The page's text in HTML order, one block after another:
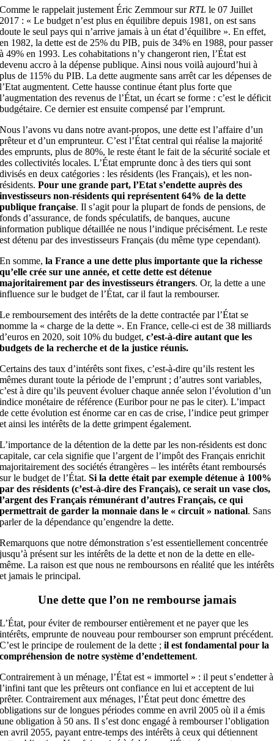
Comme le rappelait justement Éric Zemmour sur RTLle 07 Juillet
2017 : « Le budget n’est plus en équilibre depuis 1981, on est sans
doute le seul pays qui n’arrive jamais à un état d’équilibre ». En effet,
en 1982, la dette est de 25% du PIB, puis de 34% en 1988, pour passer
à 49% en 1993. Les cohabitations n’y changeront rien, l’État est
devenu accro à la dépense publique. Ainsi nous voilà aujourd’hui à
plus de 115% du PIB. La dette augmente sans arrêt car les dépenses de
l’Etat augmentent. Cette hausse continue étant plus forte que
l’augmentation des revenus de l’État, un écart se forme : c’est le déficit
budgétaire. Ce dernier est ensuite compensé par l’emprunt.
Nous l’avons vu dans notre avant-propos, une dette est l’affaire d’un
prêteur et d’un emprunteur. C’est l’État central qui réalise la majorité
des emprunts, plus de 80%, le reste étant le fait de la sécurité sociale et
des collectivités locales. L’État emprunte donc à des tiers qui sont
divisés en deux catégories : les résidents (les Français), et les non-
résidents. Pour une grande part, l’Etat s’endette auprès des
investisseurs non-résidents qui représentent 64% de la dette
publique française. Il s’agit pour la plupart de fonds de pensions, de
fonds d’assurance, de fonds spéculatifs, de banques, aucune
information publique détaillée ne nous l’indique précisément. Le reste
est détenu par des investisseurs Français (du même type cependant).
En somme,la France a une dette plus importante que la richesse
qu’elle crée sur une année, et cette dette est détenue
majoritairement par des investisseurs étrangers. Or, la dette a une
influence sur le budget de l’État, car il faut la rembourser.
Le remboursement des intérêts de la dette contractée par l’État se
nomme la « charge de la dette ». En France, celle-ci est de 38 milliards
d’euros en 2020, soit 10% du budget,c’est-à-dire autant que les
budgets de la recherche et de la justice réunis.
Certains des taux d’intérêts sont fixes, c’est-à-dire qu’ils restent les
mêmes durant toute la période de l’emprunt ; d’autres sont variables,
c’est à dire qu’ils peuvent évoluer chaque année selon l’évolution d’un
indice monétaire de référence (Euribor pour ne pas le citer). L’impact
de cette évolution est énorme car en cas de crise, l’indice peut grimper
et ainsi les intérêts de la dette grimpent également.
L’importance de la détention de la dette par les non-résidents est donc
capitale, car cela signifie que l’argent de l’impôt des Français enrichit
majoritairement des sociétés étrangères – les intérêts étant remboursés
sur le budget de l’État.Si la dette était par exemple détenue à 100%
par des résidents (c’est-à-dire des Français), ce serait un vase clos,
l’argent des Français rémunérant d’autres Français, ce qui
permettrait de garder la monnaie dans le « circuit » national. Sans
parler de la dépendance qu’engendre la dette.
Remarquons que notre démonstration s’est essentiellement concentrée
jusqu’à présent sur les intérêts de la dette et non de la dette en elle-
même. La raison est que nous ne remboursons en réalité que les intérêts
et jamais le principal.
Une dette que l’on ne rembourse jamais
L’État, pour éviter de rembourser entièrement et ne payer que les
intérêts, emprunte de nouveau pour rembourser son emprunt précédent.
C’est le principe de roulement de la dette ;il est fondamental pour la
compréhension de notre système d’endettement.
Contrairement à un ménage, l’État est « immortel » : il peut s’endetter à
l’infini tant que les prêteurs ont confiance en lui et acceptent de lui
prêter. Contrairement aux ménages, l’État peut donc émettre des
obligations sur de longues périodes comme en avril 2005 où il a émis
une obligation à 50 ans. Il s’est donc engagé à rembourser l’obligation
en avril 2055, payant entre-temps des intérêts à ceux qui détiennent